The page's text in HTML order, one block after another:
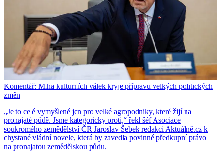
Komentář: Mlha kulturních válek kryje přípravu velkých politických
změn
„Je to celé vymyšlené jen pro velké agropodniky, které žijí na
pronajaté půdě. Jsme kategoricky proti,“ řekl šéf Asociace
soukromého zemědělství ČR Jaroslav Šebek redakci Aktuálně.cz k
chystané vládní novele, která by zavedla povinné předkupní právo
na pronajatou zemědělskou půdu.